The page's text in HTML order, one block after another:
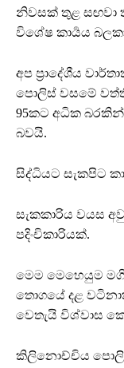
නිවසක් තුළ සඟවා
විශේෂ කාර්‍යය
අප ප්‍රාදේශීය
පොලිස් වසමේ
95කට අධික
බවයි.
සිද්ධියට සැකපිට
සැකකාරිය වයස
පදිංචිකාරියක්.
මෙම මෙහෙයුම
තොගයේ දළ
වෙතැයි විශ්වාස
කිලිනොච්චිය පොලිස්